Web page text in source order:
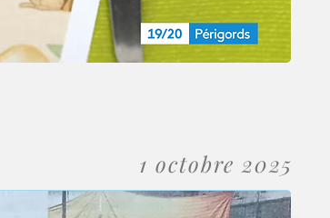
1 octobre 2025